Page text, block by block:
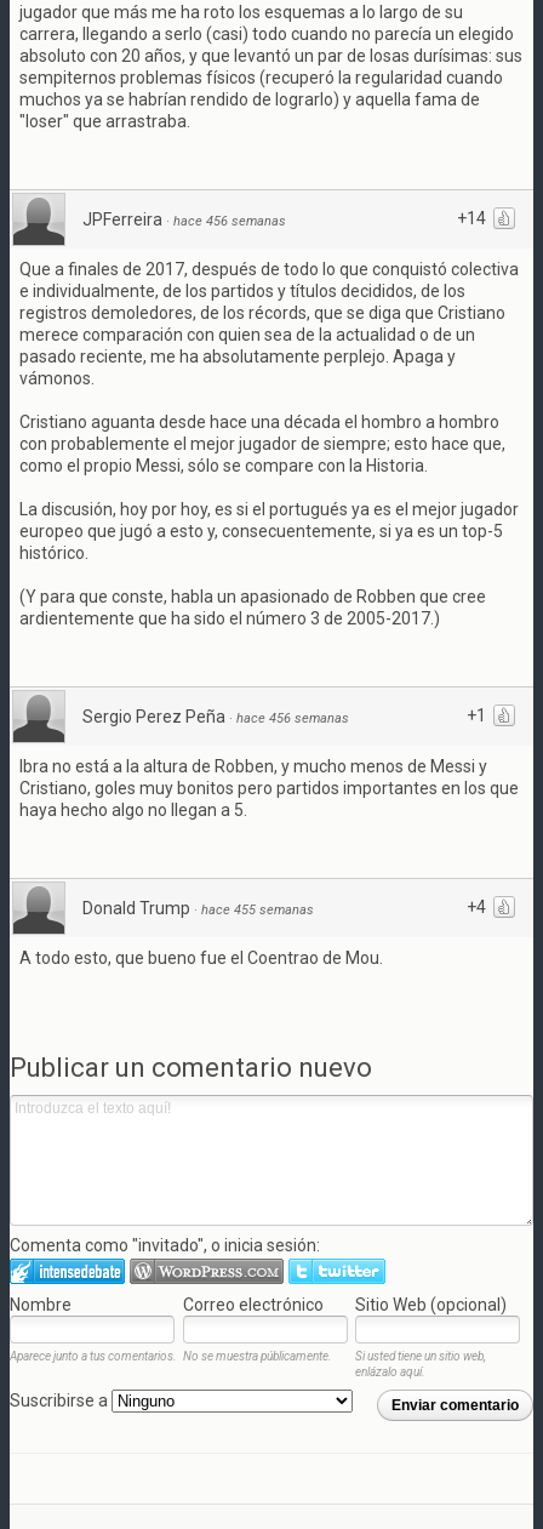
jugador que más me ha roto los esquemas a lo largo de su
carrera, llegando a serlo (casi) todo cuando no parecía un elegido
absoluto con 20 años, y que levantó un par de losas durísimas: sus
sempiternos problemas físicos (recuperó la regularidad cuando
muchos ya se habrían rendido de lograrlo) y aquella fama de
"loser" que arrastraba.
+14
JPFerreira · hace 456 semanas
Que a finales de 2017, después de todo lo que conquistó colectiva
e individualmente, de los partidos y títulos decididos, de los
registros demoledores, de los récords, que se diga que Cristiano
merece comparación con quien sea de la actualidad o de un
pasado reciente, me ha absolutamente perplejo. Apaga y
vámonos.
Cristiano aguanta desde hace una década el hombro a hombro
con probablemente el mejor jugador de siempre; esto hace que,
como el propio Messi, sólo se compare con la Historia.
La discusión, hoy por hoy, es si el portugués ya es el mejor jugador
europeo que jugó a esto y, consecuentemente, si ya es un top-5
histórico.
(Y para que conste, habla un apasionado de Robben que cree
ardientemente que ha sido el número 3 de 2005-2017.)
+1
Sergio Perez Peña · hace 456 semanas
Ibra no está a la altura de Robben, y mucho menos de Messi y
Cristiano, goles muy bonitos pero partidos importantes en los que
haya hecho algo no llegan a 5.
+4
Donald Trump · hace 455 semanas
A todo esto, que bueno fue el Coentrao de Mou.
Publicar un comentario nuevo
Comenta como "invitado", o inicia sesión:
Nombre Correo electrónico Sitio Web (opcional)
Aparece junto a tus comentarios. No se muestra públicamente.
Si usted tiene un sitio web,
enlázalo aquí.
Enviar comentario
Suscribirse a